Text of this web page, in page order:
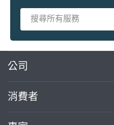
公司
消費者
繼續完成